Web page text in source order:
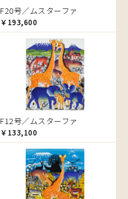
F20号／ムスターファ
￥193,600
F12号／ムスターファ
￥133,100